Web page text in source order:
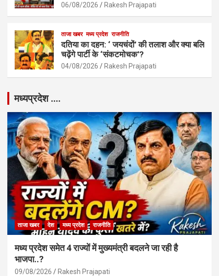
06/08/2026 Rakesh Prajapati
ताजा खबर मध्य प्रदेश राजनीति
दतिया का दहन: ‘ जयचंदों’ की तलाश और क्या बलि
चढ़ेंगे पार्टी के ‘संकटमोचक’?
04/08/2026 Rakesh Prajapati
मध्यप्रदेश ….
ताजा खबर देश मध्य प्रदेश राजनीति
मध्य प्रदेश समेत 4 राज्यों में मुख्यमंत्री बदलने जा रही है
भाजपा..?
09/08/2026 Rakesh Prajapati